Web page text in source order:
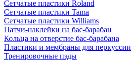
Сетчатые пластики Roland
Сетчатые пластики Tama
Сетчатые пластики Williams
Патчи-наклейки на бас-барабан
Кольца на отверстие бас-барабана
Пластики и мембраны для перкуссии
Тренировочные пэды